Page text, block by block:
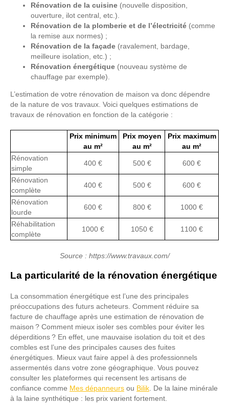
Rénovation de la cuisine (nouvelle disposition,
ouverture, ilot central, etc.).
Rénovation de la plomberie et de l’électricité (comme
la remise aux normes) ;
Rénovation de la façade (ravalement, bardage,
meilleure isolation, etc.) ;
Rénovation énergétique (nouveau système de
chauffage par exemple).
L’estimation de votre rénovation de maison va donc dépendre
de la nature de vos travaux. Voici quelques estimations de
travaux de rénovation en fonction de la catégorie :
Prix minimum
au m²
Prix moyen
au m²
Prix maximum
au m²
Rénovation
simple
400 € 500 € 600 €
Rénovation
complète
400 € 500 € 600 €
Rénovation
lourde
600 € 800 € 1000 €
Réhabilitation
complète
1000 € 1050 € 1100 €
Source : https://www.travaux.com/
La particularité de la rénovation énergétique
La consommation énergétique est l’une des principales
préoccupations des futurs acheteurs. Comment réduire sa
facture de chauffage après une estimation de rénovation de
maison ? Comment mieux isoler ses combles pour éviter les
déperditions ? En effet, une mauvaise isolation du toit et des
combles est l’une des principales causes des fuites
énergétiques. Mieux vaut faire appel à des professionnels
assermentés dans votre zone géographique. Vous pouvez
consulter les plateformes qui recensent les artisans de
confiance comme Mes dépanneurs ou Bilik . De la laine minérale
à la laine synthétique : les prix varient fortement.